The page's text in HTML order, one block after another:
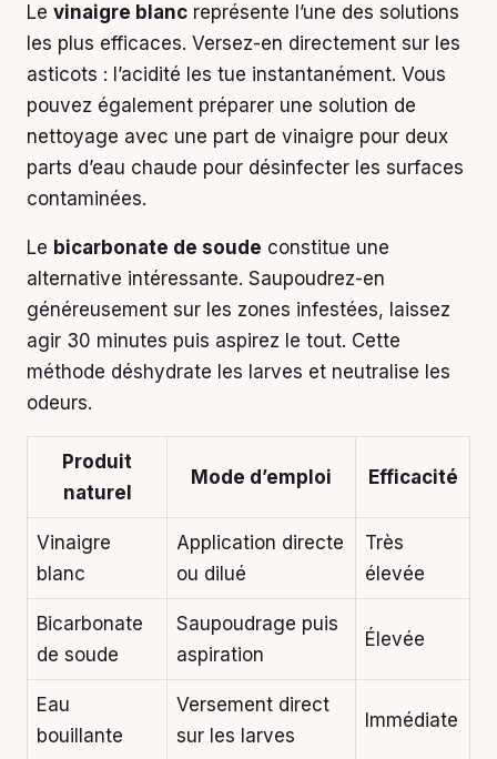
Le vinaigre blanc représente l’une des solutions
les plus efficaces. Versez-en directement sur les
asticots : l’acidité les tue instantanément. Vous
pouvez également préparer une solution de
nettoyage avec une part de vinaigre pour deux
parts d’eau chaude pour désinfecter les surfaces
contaminées.
Le bicarbonate de soude constitue une
alternative intéressante. Saupoudrez-en
généreusement sur les zones infestées, laissez
agir 30 minutes puis aspirez le tout. Cette
méthode déshydrate les larves et neutralise les
odeurs.
Produit
naturel
Mode d’emploi Efficacité
Vinaigre
blanc
Application directe
ou dilué
Très
élevée
Bicarbonate
de soude
Saupoudrage puis
aspiration
Élevée
Eau
bouillante
Versement direct
sur les larves
Immédiate